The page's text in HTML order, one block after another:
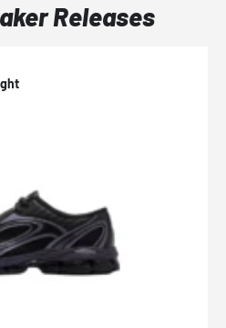
Releases